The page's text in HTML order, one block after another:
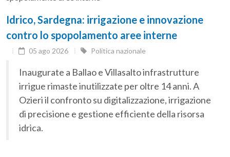
Idrico, Sardegna: irrigazione e innovazione
contro lo spopolamento aree interne
05 ago 2026 Politica nazionale
Inaugurate a Ballao e Villasalto infrastrutture
irrigue rimaste inutilizzate per oltre 14 anni. A
Ozieri il confronto su digitalizzazione, irrigazione
di precisione e gestione efficiente della risorsa
idrica.